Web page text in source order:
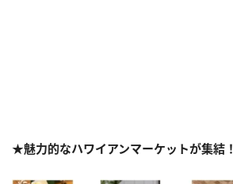
★魅力的なハワイアンマーケットが集結！